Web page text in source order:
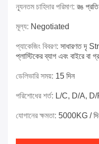
ন্যূনতম চাহিদার পরিমাণ: রঙ
মূল্য: Negotiated
প্যাকেজিং বিবরণ: সাধারণত দৃ
প্লাস্টিকের ব্যাগ এবং বাইরে
ডেলিভারি সময়: 15 দিন
পরিশোধের শর্ত: L/C, D/A, D/
যোগানের ক্ষমতা: 5000KG /